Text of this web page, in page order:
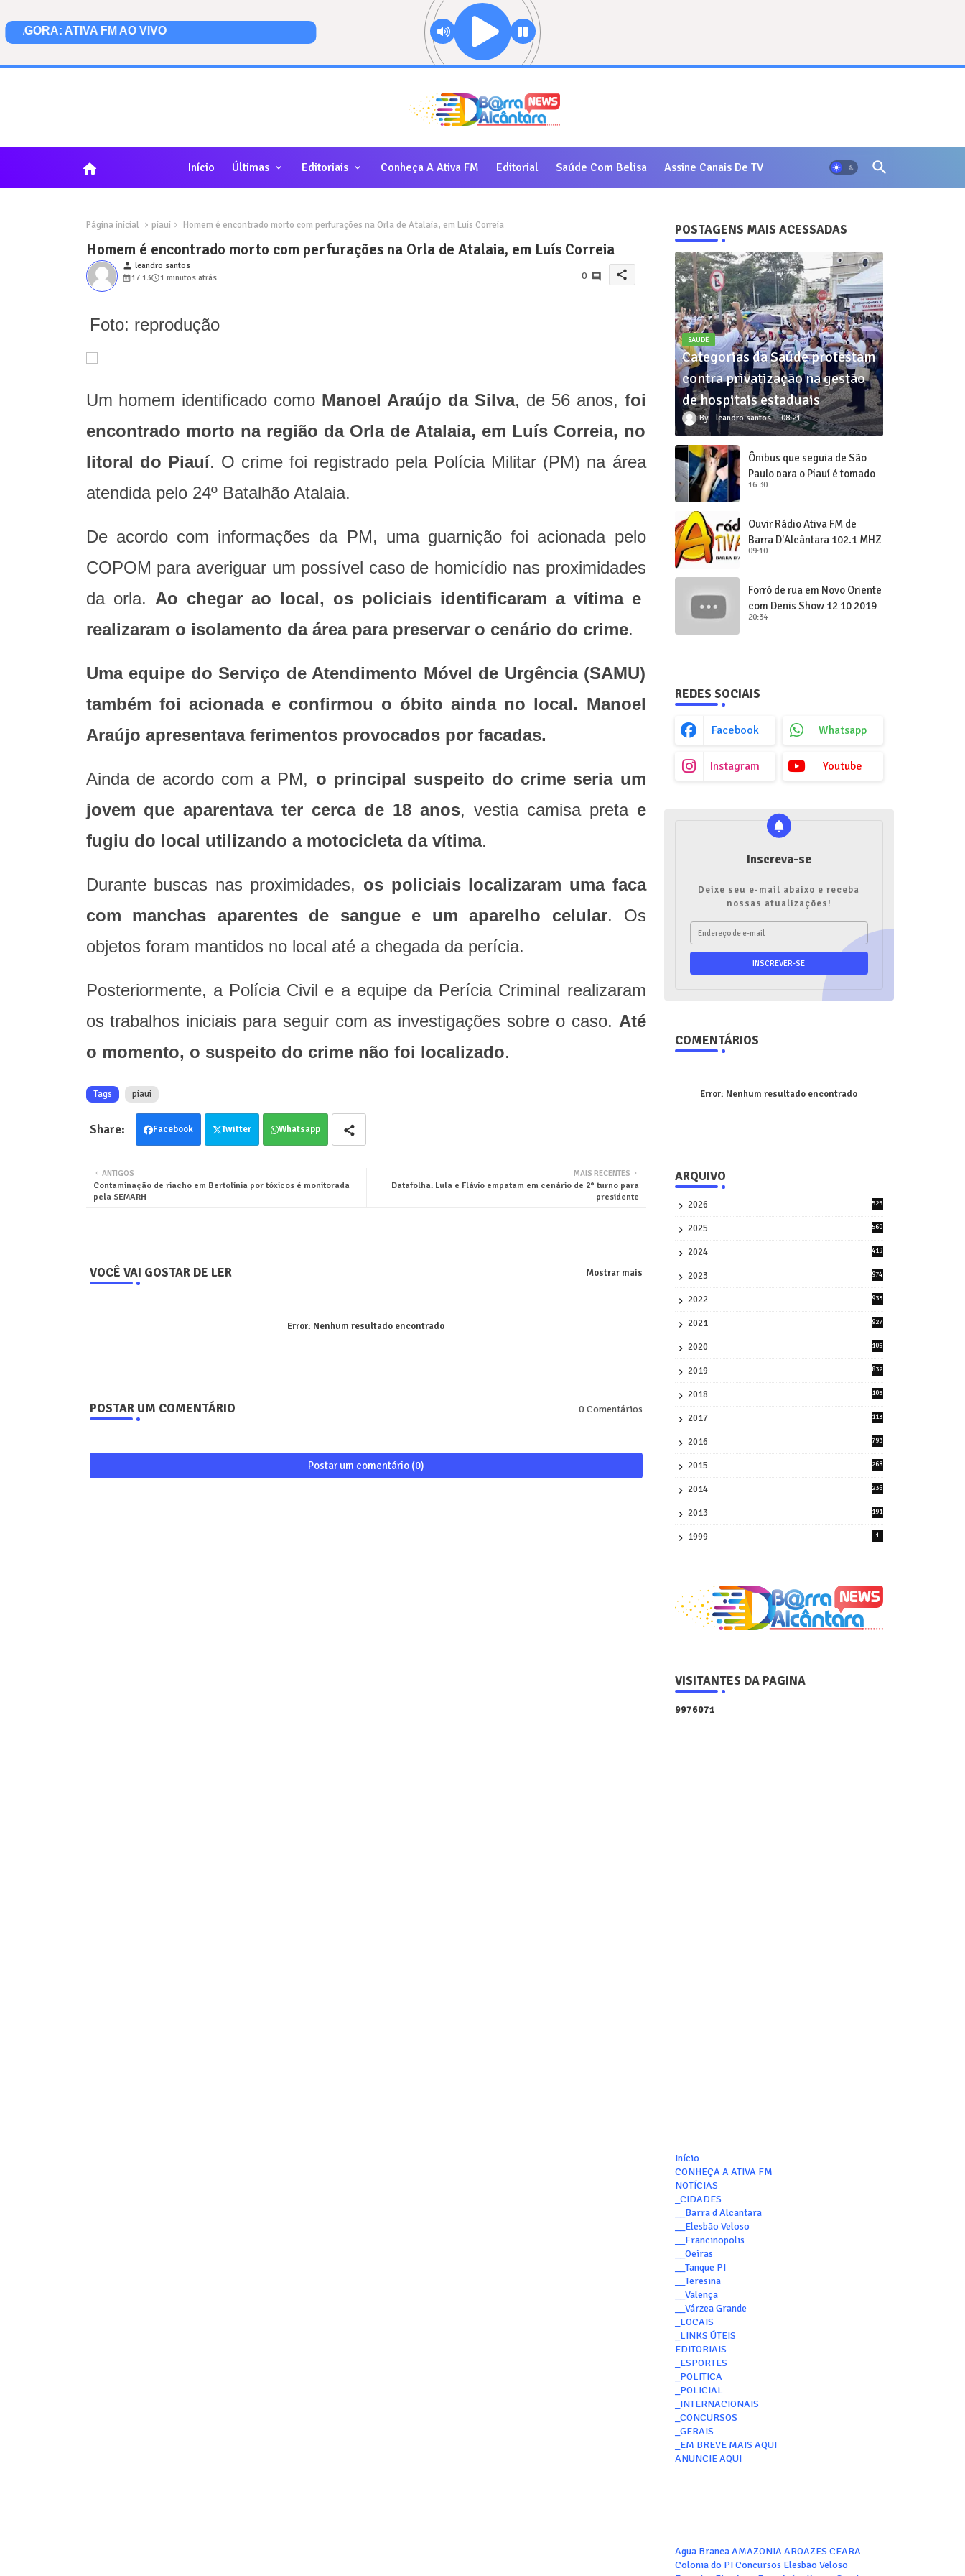
home Início Últimas Editoriais Conheça A Ativa FM Editorial Saúde Com Belisa Assine Canais De TV
Página inicial piaui Homem é encontrado morto com perfurações na Orla de Atalaia, em Luís Correia
Homem é encontrado morto com perfurações na Orla de Atalaia, em Luís Correia
person leandro santos
17:13
1 minutos atrás 0 share
Foto: reprodução
Um homem identificado como Manoel Araújo da Silva, de 56 anos, foi
encontrado morto na região da Orla de Atalaia, em Luís Correia, no
litoral do Piauí. O crime foi registrado pela Polícia Militar (PM) na área
atendida pelo 24º Batalhão Atalaia.
De acordo com informações da PM, uma guarnição foi acionada pelo
COPOM para averiguar um possível caso de homicídio nas proximidades
da orla. Ao chegar ao local, os policiais identificaram a vítima e
realizaram o isolamento da área para preservar o cenário do crime.
Uma equipe do Serviço de Atendimento Móvel de Urgência (SAMU)
também foi acionada e confirmou o óbito ainda no local. Manoel
Araújo apresentava ferimentos provocados por facadas.
Ainda de acordo com a PM, o principal suspeito do crime seria um
jovem que aparentava ter cerca de 18 anos, vestia camisa pretae
fugiu do local utilizando a motocicleta da vítima.
Durante buscas nas proximidades, os policiais localizaram uma faca
com manchas aparentes de sangue e um aparelho celular. Os
objetos foram mantidos no local até a chegada da perícia.
Posteriormente, a Polícia Civil e a equipe da Perícia Criminal realizaram
os trabalhos iniciais para seguir com as investigações sobre o caso. Até
o momento, o suspeito do crime não foi localizado.
Tags piaui
Facebook Twitter Whatsapp
MAIS RECENTES
Datafolha: Lula e Flávio empatam em cenário de 2° turno para
presidente
ANTIGOS
Contaminação de riacho em Bertolínia por tóxicos é monitorada
pela SEMARH
VOCÊ VAI GOSTAR DE LER Mostrar mais
Error: Nenhum resultado encontrado
POSTAR UM COMENTÁRIO 0 Comentários
Postar um comentário (0)
POSTAGENS MAIS ACESSADAS
SAUDÊ
Categorias da Saúde protestam
contra privatização na gestão
de hospitais estaduais
leandro santos 08:21
Ônibus que seguia de São
Paulo para o Piauí é tomado
de assalto
16:30
Ouvir Rádio Ativa FM de
Barra D'Alcântara 102,1 MHZ
09:10
Forró de rua em Novo Oriente
com Denis Show 12 10 2019
20:34
REDES SOCIAIS
Facebook Whatsapp
Instagram Youtube
Inscreva-se
Deixe seu e-mail abaixo e receba
nossas atualizações!
COMENTÁRIOS
Error: Nenhum resultado encontrado
ARQUIVO
2026
525
2025
560
2024
419
2023
974
2022
933
2021
927
2020
105
2019
832
2018
105
2017
113
2016
793
2015
268
2014
236
2013
191
1999 1
VISITANTES DA PAGINA
9976071
Início
CONHEÇA A ATIVA FM
NOTÍCIAS
_CIDADES
__Barra d Alcantara
__Elesbão Veloso
__Francinopolis
__Oeiras
__Tanque PI
__Teresina
__Valença
__Várzea Grande
_LOCAIS
_LINKS ÚTEIS
EDITORIAIS
_ESPORTES
_POLITICA
_POLICIAL
_INTERNACIONAIS
_CONCURSOS
_GERAIS
_EM BREVE MAIS AQUI
ANUNCIE AQUI
Agua Branca AMAZONIA AROAZES CEARA
Colonia do PI Concursos Elesbão Veloso